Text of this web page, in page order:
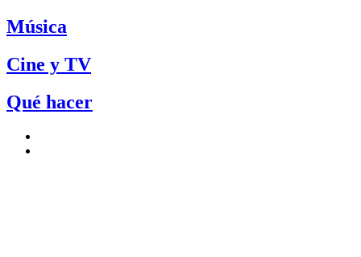
Música
Cine y TV
Qué hacer